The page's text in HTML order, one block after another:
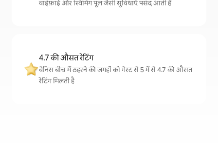
वाईफ़ाई और स्विमिंग पूल जैसी सुविधाएँ पसंद आती हैं
4.7 की औसत रेटिंग
वेनिस बीच में ठहरने की जगहों को गेस्ट से 5 में से 4.7 की औसत
रेटिंग मिलती है